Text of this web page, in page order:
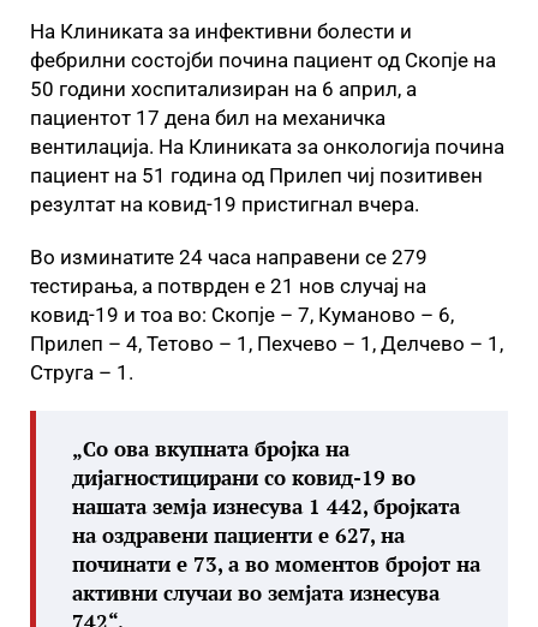
На Клиниката за инфективни болести и
фебрилни состојби почина пациент од Скопје на
50 години хоспитализиран на 6 април, а
пациентот 17 дена бил на механичка
вентилација. На Клиниката за онкологија почина
пациент на 51 година од Прилеп чиј позитивен
резултат на ковид-19 пристигнал вчера.
Во изминатите 24 часа направени се 279
тестирања, а потврден е 21 нов случај на
ковид-19 и тоа во: Скопје – 7, Куманово – 6,
Прилеп – 4, Тетово – 1, Пехчево – 1, Делчево – 1,
Струга – 1.
„Со ова вкупната бројка на
дијагностицирани со ковид-19 во
нашата земја изнесува 1 442, бројката
на оздравени пациенти е 627, на
починати е 73, а во моментов бројот на
активни случаи во земјата изнесува